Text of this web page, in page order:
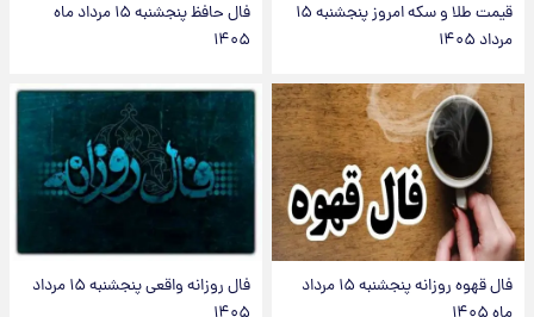
قیمت طلا و سکه امروز پنجشنبه ۱۵
مرداد ۱۴۰۵
فال حافظ پنجشنبه ۱۵ مرداد ماه
۱۴۰۵
فال قهوه روزانه پنجشنبه ۱۵ مرداد
فال روزانه واقعی پنجشنبه ۱۵ مرداد